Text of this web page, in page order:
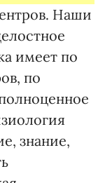
Наши
имеет по
по
знание,